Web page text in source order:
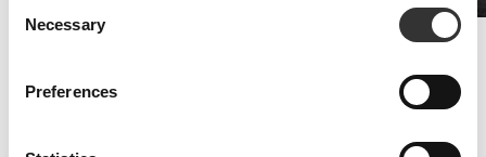
Selection
Necessary
Preferences
Στην καλλισθενική γυμναστική οι αρθρώσεις απαιτούν πολλή
Ένα καλό συμπλήρωμα για την αποκατάσταση των μυών και οι